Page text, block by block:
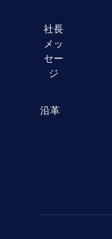
社長
メッ
セー
ジ
沿革